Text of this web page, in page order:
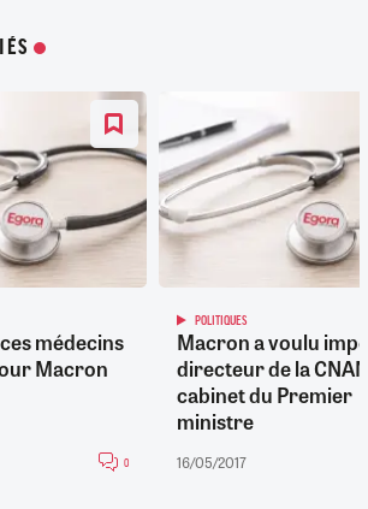
médecins
Macron
0
POLITIQUES
Macron a voulu
directeur de la
cabinet du Premier
ministre
16/05/2017